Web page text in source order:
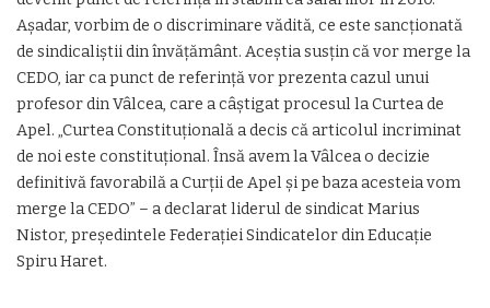
Aşadar, vorbim de o discriminare vădită, ce este sancţionată
de sindicaliştii din învăţământ. Aceştia susţin că vor merge la
CEDO, iar ca punct de referinţă vor prezenta cazul unui
profesor din Vâlcea, care a câştigat procesul la Curtea de
Apel. „Curtea Constituțională a decis că articolul incriminat
de noi este constituțional. Însă avem la Vâlcea o decizie
definitivă favorabilă a Curții de Apel și pe baza acesteia vom
merge la CEDO” – a declarat liderul de sindicat Marius
Nistor, președintele Federației Sindicatelor din Educație
Spiru Haret.